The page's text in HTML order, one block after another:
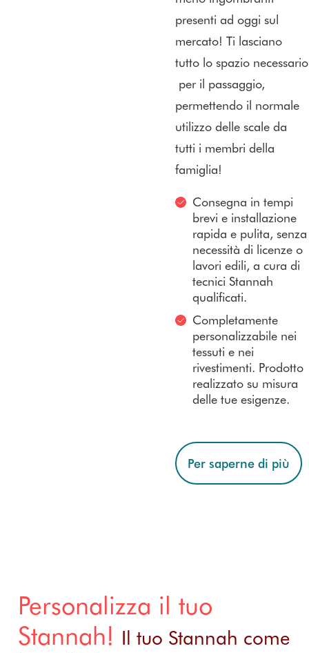
presenti ad oggi sul
mercato! Ti lasciano
tutto lo spazio necessario
per il passaggio,
permettendo il normale
utilizzo delle scale da
tutti i membri della
famiglia!
Consegna in tempi
brevi e installazione
rapida e pulita, senza
necessità di licenze o
lavori edili, a cura di
tecnici Stannah
qualificati.
Completamente
personalizzabile nei
tessuti e nei
rivestimenti. Prodotto
realizzato su misura
delle tue esigenze.
Per saperne di più
Personalizza il tuo
Stannah! Il tuo Stannah come